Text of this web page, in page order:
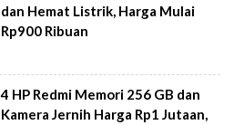
dan Hemat Listrik, Harga Mulai
Rp900 Ribuan
4 HP Redmi Memori 256 GB dan
Kamera Jernih Harga Rp1 Jutaan,